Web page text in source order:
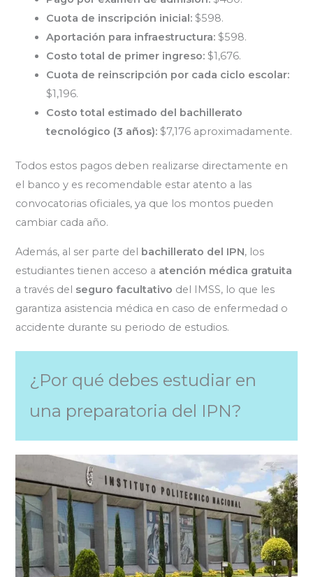
Cuota de inscripción inicial: $598.
Aportación para infraestructura: $598.
Costo total de primer ingreso: $1,676.
Cuota de reinscripción por cada ciclo escolar:
$1,196.
Costo total estimado del bachillerato
tecnológico (3 años): $7,176 aproximadamente.
Todos estos pagos deben realizarse directamente en
el banco y es recomendable estar atento a las
convocatorias oficiales, ya que los montos pueden
cambiar cada año.
Además, al ser parte del bachillerato del IPN, los
estudiantes tienen acceso a atención médica gratuita
a través del seguro facultativo del IMSS, lo que les
garantiza asistencia médica en caso de enfermedad o
accidente durante su periodo de estudios.
¿Por qué debes estudiar en
una preparatoria del IPN?